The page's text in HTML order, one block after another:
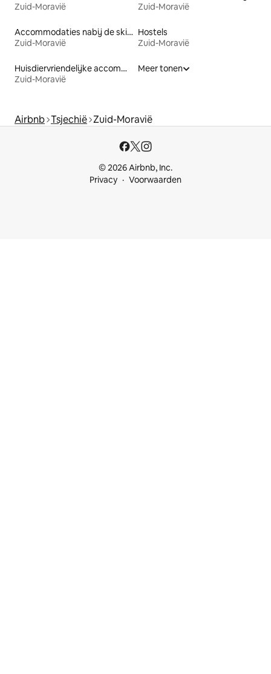
Zuid-Moravië
Zuid-Moravië
Accommodaties nabij de skipiste
Zuid-Moravië
Hostels
Zuid-Moravië
Huisdiervriendelijke accommodaties
Zuid-Moravië
Meer tonen
Airbnb Tsjechië Zuid-Moravië
© 2026 Airbnb, Inc.
Privacy
Voorwaarden